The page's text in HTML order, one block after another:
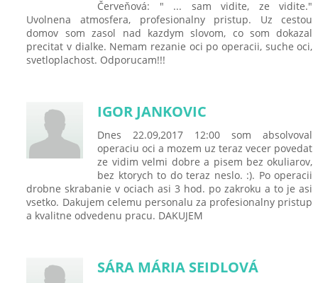
Červeňová: " ... sam vidite, ze vidite."
Uvolnena atmosfera, profesionalny pristup. Uz cestou
domov som zasol nad kazdym slovom, co som dokazal
precitat v dialke. Nemam rezanie oci po operacii, suche oci,
svetloplachost. Odporucam!!!
IGOR JANKOVIC
Dnes 22.09,2017 12:00 som absolvoval
operaciu oci a mozem uz teraz vecer povedat
ze vidim velmi dobre a pisem bez okuliarov,
bez ktorych to do teraz neslo. :). Po operacii
drobne skrabanie v ociach asi 3 hod. po zakroku a to je asi
vsetko. Dakujem celemu personalu za profesionalny pristup
a kvalitne odvedenu pracu. DAKUJEM
SÁRA MÁRIA SEIDLOVÁ